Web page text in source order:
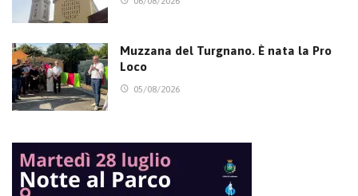
Muzzana del Turgnano. È nata la Pro
Loco
05/08/2026